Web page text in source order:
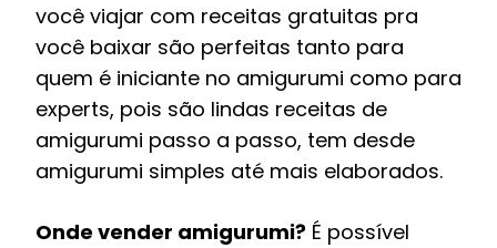
você viajar com receitas gratuitas pra
você baixar são perfeitas tanto para
quem é iniciante no amigurumi como para
experts, pois são lindas receitas de
amigurumi passo a passo, tem desde
amigurumi simples até mais elaborados.
Onde vender amigurumi? É possível